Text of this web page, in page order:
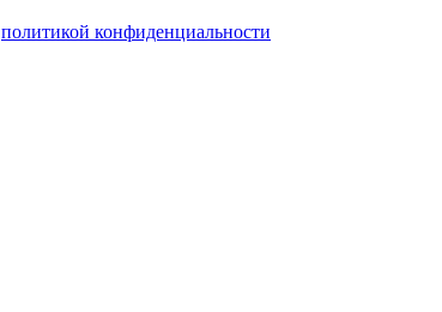
политикой конфиденциальности